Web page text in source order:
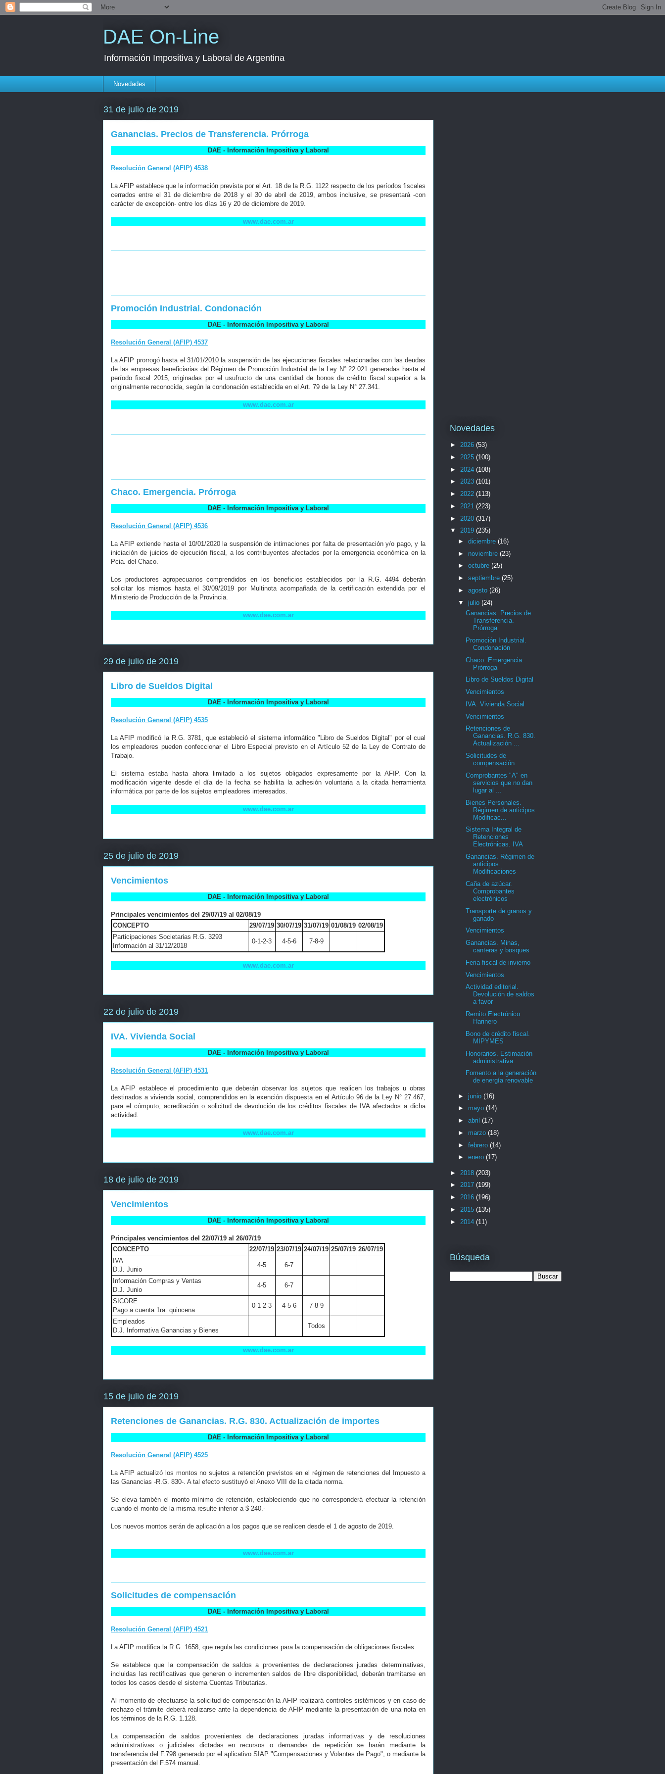
DAE On-Line
Información Impositiva y Laboral de Argentina
Novedades
31 de julio de 2019
Ganancias. Precios de Transferencia. Prórroga
DAE - Información Impositiva y Laboral
Resolución General (AFIP) 4538
La AFIP establece que la información prevista por el Art. 18 de la R.G. 1122 respecto de los períodos fiscales
cerrados entre el 31 de diciembre de 2018 y el 30 de abril de 2019, ambos inclusive, se presentará -con
carácter de excepción- entre los días 16 y 20 de diciembre de 2019.
www.dae.com.ar
Promoción Industrial. Condonación
DAE - Información Impositiva y Laboral
Resolución General (AFIP) 4537
La AFIP prorrogó hasta el 31/01/2010 la suspensión de las ejecuciones fiscales relacionadas con las deudas
de las empresas beneficiarias del Régimen de Promoción Industrial de la Ley N° 22.021 generadas hasta el
período fiscal 2015, originadas por el usufructo de una cantidad de bonos de crédito fiscal superior a la
originalmente reconocida, según la condonación establecida en el Art. 79 de la Ley N° 27.341.
www.dae.com.ar
Chaco. Emergencia. Prórroga
DAE - Información Impositiva y Laboral
Resolución General (AFIP) 4536
La AFIP extiende hasta el 10/01/2020 la suspensión de intimaciones por falta de presentación y/o pago, y la
iniciación de juicios de ejecución fiscal, a los contribuyentes afectados por la emergencia económica en la
Pcia. del Chaco.
Los productores agropecuarios comprendidos en los beneficios establecidos por la R.G. 4494 deberán
solicitar los mismos hasta el 30/09/2019 por Multinota acompañada de la certificación extendida por el
Ministerio de Producción de la Provincia.
www.dae.com.ar
29 de julio de 2019
Libro de Sueldos Digital
DAE - Información Impositiva y Laboral
Resolución General (AFIP) 4535
La AFIP modificó la R.G. 3781, que estableció el sistema informático "Libro de Sueldos Digital" por el cual
los empleadores pueden confeccionar el Libro Especial previsto en el Artículo 52 de la Ley de Contrato de
Trabajo.
El sistema estaba hasta ahora limitado a los sujetos obligados expresamente por la AFIP. Con la
modificación vigente desde el día de la fecha se habilita la adhesión voluntaria a la citada herramienta
informática por parte de los sujetos empleadores interesados.
www.dae.com.ar
25 de julio de 2019
Vencimientos
DAE - Información Impositiva y Laboral
Principales vencimientos del 29/07/19 al 02/08/19
CONCEPTO
29/07/19 30/07/19 31/07/19 01/08/19 02/08/19
Participaciones Societarias R.G. 3293
Información al 31/12/2018
0-1-2-3 4-5-6 7-8-9
www.dae.com.ar
22 de julio de 2019
IVA. Vivienda Social
DAE - Información Impositiva y Laboral
Resolución General (AFIP) 4531
La AFIP establece el procedimiento que deberán observar los sujetos que realicen los trabajos u obras
destinados a vivienda social, comprendidos en la exención dispuesta en el Artículo 96 de la Ley N° 27.467,
para el cómputo, acreditación o solicitud de devolución de los créditos fiscales de IVA afectados a dicha
actividad.
www.dae.com.ar
18 de julio de 2019
Vencimientos
DAE - Información Impositiva y Laboral
Principales vencimientos del 22/07/19 al 26/07/19
CONCEPTO
22/07/19 23/07/19 24/07/19 25/07/19 26/07/19
IVA
D.J. Junio
4-5 6-7
Información Compras y Ventas
D.J. Junio
4-5 6-7
SICORE
Pago a cuenta 1ra. quincena
0-1-2-3 4-5-6 7-8-9
Empleados
D.J. Informativa Ganancias y Bienes
Todos
www.dae.com.ar
15 de julio de 2019
Retenciones de Ganancias. R.G. 830. Actualización de importes
DAE - Información Impositiva y Laboral
Resolución General (AFIP) 4525
La AFIP actualizó los montos no sujetos a retención previstos en el régimen de retenciones del Impuesto a
las Ganancias -R.G. 830-. A tal efecto sustituyó el Anexo VIII de la citada norma.
Se eleva tambén el monto mínimo de retención, estableciendo que no corresponderá efectuar la retención
cuando el monto de la misma resulte inferior a $ 240.-
Los nuevos montos serán de aplicación a los pagos que se realicen desde el 1 de agosto de 2019.
www.dae.com.ar
Solicitudes de compensación
DAE - Información Impositiva y Laboral
Resolución General (AFIP) 4521
La AFIP modifica la R.G. 1658, que regula las condiciones para la compensación de obligaciones fiscales.
Se establece que la compensación de saldos a provenientes de declaraciones juradas determinativas,
incluidas las rectificativas que generen o incrementen saldos de libre disponibilidad, deberán tramitarse en
todos los casos desde el sistema Cuentas Tributarias.
Al momento de efectuarse la solicitud de compensación la AFIP realizará controles sistémicos y en caso de
rechazo el trámite deberá realizarse ante la dependencia de AFIP mediante la presentación de una nota en
los términos de la R.G. 1.128.
La compensación de saldos provenientes de declaraciones juradas informativas y de resoluciones
administrativas o judiciales dictadas en recursos o demandas de repetición se harán mediante la
transferencia del F.798 generado por el aplicativo SIAP "Compensaciones y Volantes de Pago", o mediante la
presentación del F.574 manual.
Novedades
► 2026 (53)
► 2025 (100)
► 2024 (108)
► 2023 (101)
► 2022 (113)
► 2021 (223)
► 2020 (317)
▼ 2019 (235)
► diciembre (16)
► noviembre (23)
► octubre (25)
► septiembre (25)
► agosto (26)
▼ julio (24)
Ganancias. Precios de
Transferencia.
Prórroga
Promoción Industrial.
Condonación
Chaco. Emergencia.
Prórroga
Libro de Sueldos Digital
Vencimientos
IVA. Vivienda Social
Vencimientos
Retenciones de
Ganancias. R.G. 830.
Actualización ...
Solicitudes de
compensación
Comprobantes "A" en
servicios que no dan
lugar al ...
Bienes Personales.
Régimen de anticipos.
Modificac...
Sistema Integral de
Retenciones
Electrónicas. IVA
Ganancias. Régimen de
anticipos.
Modificaciones
Caña de azúcar.
Comprobantes
electrónicos
Transporte de granos y
ganado
Vencimientos
Ganancias. Minas,
canteras y bosques
Feria fiscal de invierno
Vencimientos
Actividad editorial.
Devolución de saldos
a favor
Remito Electrónico
Harinero
Bono de crédito fiscal.
MIPYMES
Honorarios. Estimación
administrativa
Fomento a la generación
de energía renovable
► junio (16)
► mayo (14)
► abril (17)
► marzo (18)
► febrero (14)
► enero (17)
► 2018 (203)
► 2017 (199)
► 2016 (196)
► 2015 (135)
► 2014 (11)
Búsqueda